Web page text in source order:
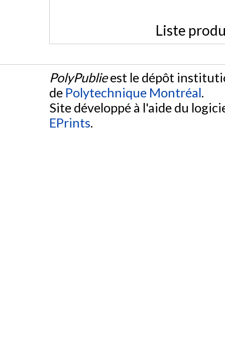
Liste
PolyPublieest le dépôt
de Polytechnique Montréal.
Site développé à l'aide du
EPrints.